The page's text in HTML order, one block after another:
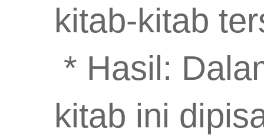
kitab-kitab
* Hasil:
kitab ini